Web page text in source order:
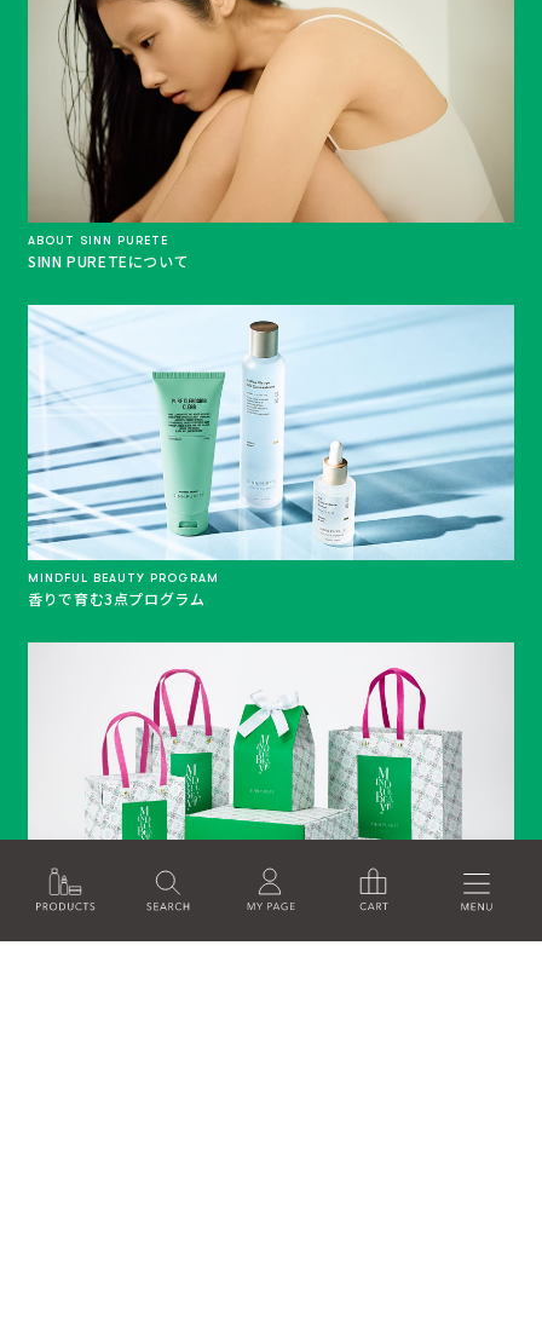
ABOUT SINN PURETE
SINN PURETEについて
MINDFUL BEAUTY PROGRAM
香りで育む3点プログラム
ギフトセレクション